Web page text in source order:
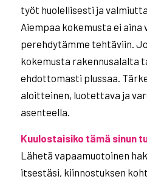
työt huolellisesti ja
Aiempaa kokemusta ei aina
perehdytämme tehtäviin.
kokemusta rakennusalalta
ehdottomasti plussaa.
aloitteinen, luotettava ja
asenteella.
Kuulostaisiko tämä sinun
Lähetä vapaamuotoinen
itsestäsi, kiinnostuksen